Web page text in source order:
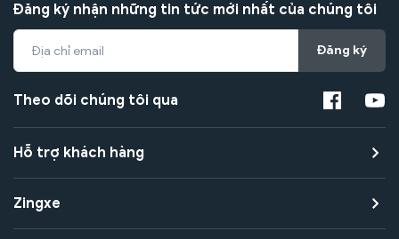
Đăng ký nhận những tin tức mới nhất của chúng tôi
Đăng ký
Theo dõi chúng tôi qua
Hỗ trợ khách hàng
Zingxe